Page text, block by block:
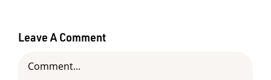
Leave A Comment
Comment